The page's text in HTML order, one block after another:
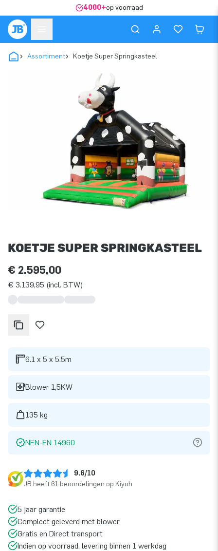
4000+op voorraad
Assortiment Koetje Super Springkasteel
KOETJE SUPER SPRINGKASTEEL
€ 2.595,00
€ 3.139,95 (incl. BTW)
6.1 x 5 x 5.5m
Blower 1,5KW
135 kg
NEN-EN 14960
9.6/10
JB heeft 61 beoordelingen op Kiyoh
5 jaar garantie
Compleet geleverd met blower
Gratis en Direct transport
Indien op voorraad, levering binnen 1 werkdag